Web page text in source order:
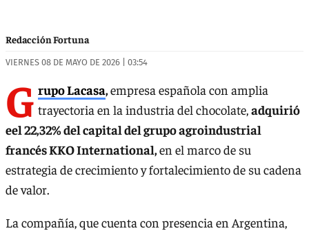
Redacción Fortuna
VIERNES 08 DE MAYO DE 2026 | 03:54
G rupo Lacasa,empresa española con amplia
trayectoria en la industria del chocolate,adquirió
eel 22,32% del capital del grupo agroindustrial
francés KKO International,en el marco de su
estrategia de crecimiento y fortalecimiento de su cadena
de valor.
La compañía, que cuenta con presencia en Argentina,